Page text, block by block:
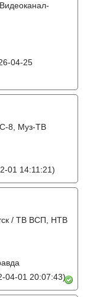
04-25
8, Муз-ТВ
01 14:11:21)
/ ТВ ВСП, НТВ
04-01 20:07:43)